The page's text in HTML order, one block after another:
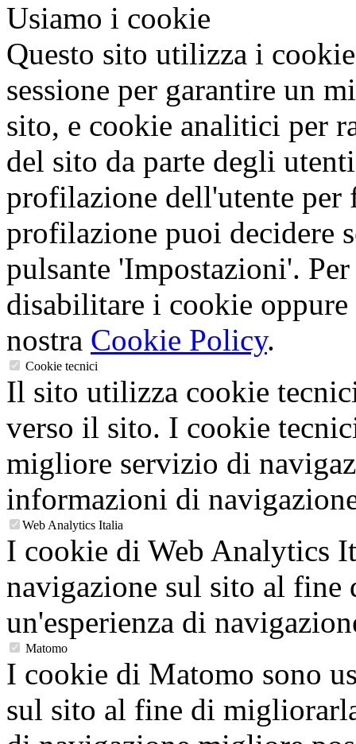
Usiamo i cookie
Questo sito utilizza i
sessione per garantire un
sito, e cookie analitici per
del sito da parte degli
profilazione dell'utente
profilazione puoi decidere
pulsante 'Impostazioni'.
disabilitare i cookie
nostra Cookie Policy.
Cookie tecnici
Il sito utilizza cookie
verso il sito. I cookie
migliore servizio di
informazioni di
Web Analytics Italia
I cookie di Web Analytics
navigazione sul sito al
un'esperienza di
Matomo
I cookie di Matomo sono
sul sito al fine di